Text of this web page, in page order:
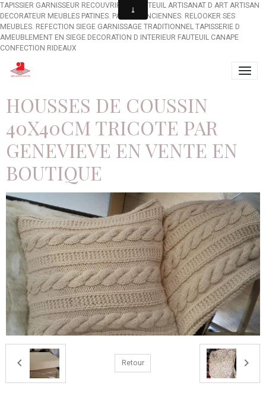
TAPISSIER GARNISSEUR RECOUVRIR UN FAUTEUIL ARTISANAT D ART ARTISAN
DECORATEUR MEUBLES PATINES. PATINES ANCIENNES. RELOOKER SES
MEUBLES. REFECTION SIEGE GARNISSAGE TRADITIONNEL TAPISSERIE D
AMEUBLEMENT EN SIEGE DECORATION D INTERIEUR FAUTEUIL CANAPE
CONFECTION RIDEAUX
HOUSSES DE COUSSIN
40X40CM TRICOTE PAR
GENEVIEVE EN VENTE EN
BOUTIQUE
Retour